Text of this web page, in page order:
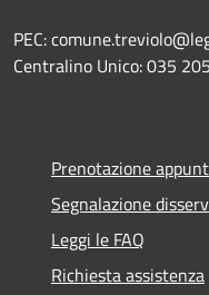
PEC:
Centralino Unico:035
Prenotazione
Segnalazione
Leggi le FAQ
Richiesta assistenza